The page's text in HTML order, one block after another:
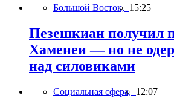
Большой Восток, 15:25
Пезешкиан получил
Хаменеи — но не
над силовиками
Социальная сфера, 12:07